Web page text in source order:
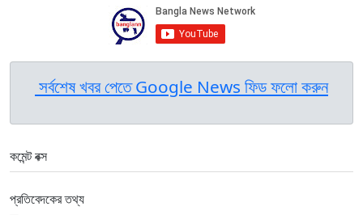
সর্বশেষ খবর পেতে Google News ফিড ফলো করুন
কমেন্ট বক্স
প্রতিবেদকের তথ্য